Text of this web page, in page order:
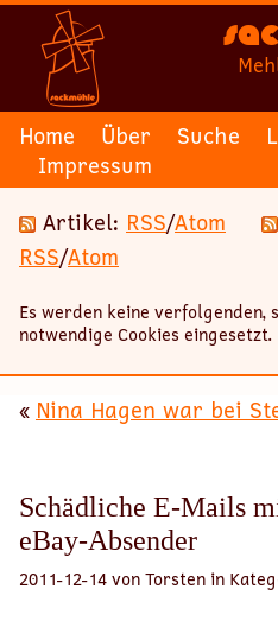
Home Über Suche
Impressum
Artikel: RSS/Atom
RSS/Atom
Es werden keine verfolgenden,
notwendige Cookies eingesetzt.
« Nina Hagen war bei
Schädliche E-Mails
eBay-Absender
2011-12-14 von Torsten in